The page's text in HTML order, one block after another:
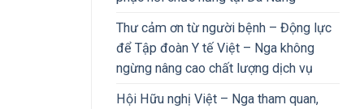
Thư cảm ơn từ người bệnh – Động lực
để Tập đoàn Y tế Việt – Nga không
ngừng nâng cao chất lượng dịch vụ
Hội Hữu nghị Việt – Nga tham quan,